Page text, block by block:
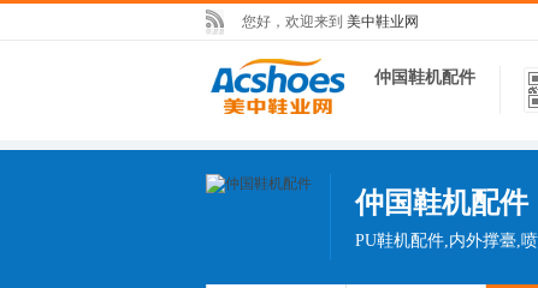
您好，欢迎来到 美中鞋业网
仲国鞋机配件
仲国鞋机配件